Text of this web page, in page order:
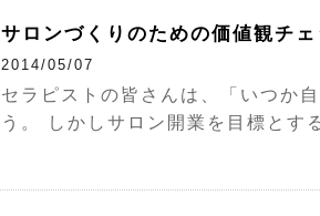
サロンづくりのための価値観チェ
2014/05/07
セラピストの皆さんは、「いつか
う。 しかしサロン開業を目標とす